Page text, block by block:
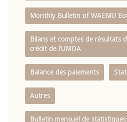
Monthly Bulletin of WAEMU
Bilans et comptes de résultats
crédit de l‘UMOA
Balance des paiements
Autres
Bulletin mensuel de